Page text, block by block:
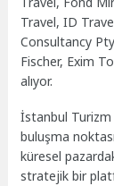
Travel, ID
Consultancy
Fischer, Exim
alıyor.
İstanbul Turizm
buluşma
küresel
stratejik bir